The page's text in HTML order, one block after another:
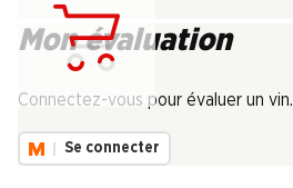
Mon évaluation
Connectez-vous pour évaluer un vin.
Se connecter